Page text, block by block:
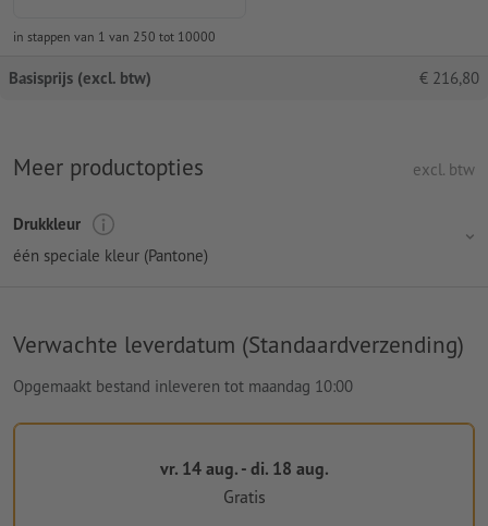
in stappen van 1 van 250 tot 10000
Basisprijs (excl. btw) € 216,80
Meer productopties excl. btw
Drukkleur
één speciale kleur (Pantone)
Verwachte leverdatum (Standaardverzending)
Opgemaakt bestand inleveren tot maandag 10:00
vr. 14 aug. - di. 18 aug.
Gratis